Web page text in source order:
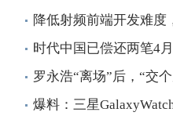
降低射频前端开发难度
时代中国已偿还两笔4
罗永浩“离场”后，“交
爆料：三星